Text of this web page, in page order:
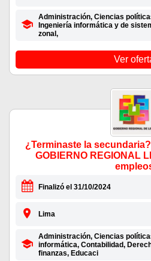
Administración, Ciencias
Ingeniería informática y de
zonal,
Ver
¿Terminaste la
GOBIERNO REGIONAL
Finalizó el 31/10/2024
Lima
Administración, Ciencias
informática, Contabilidad,
finanzas, Educaci